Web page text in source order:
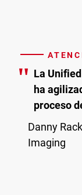
" La
ha
proceso
Danny
Imaging